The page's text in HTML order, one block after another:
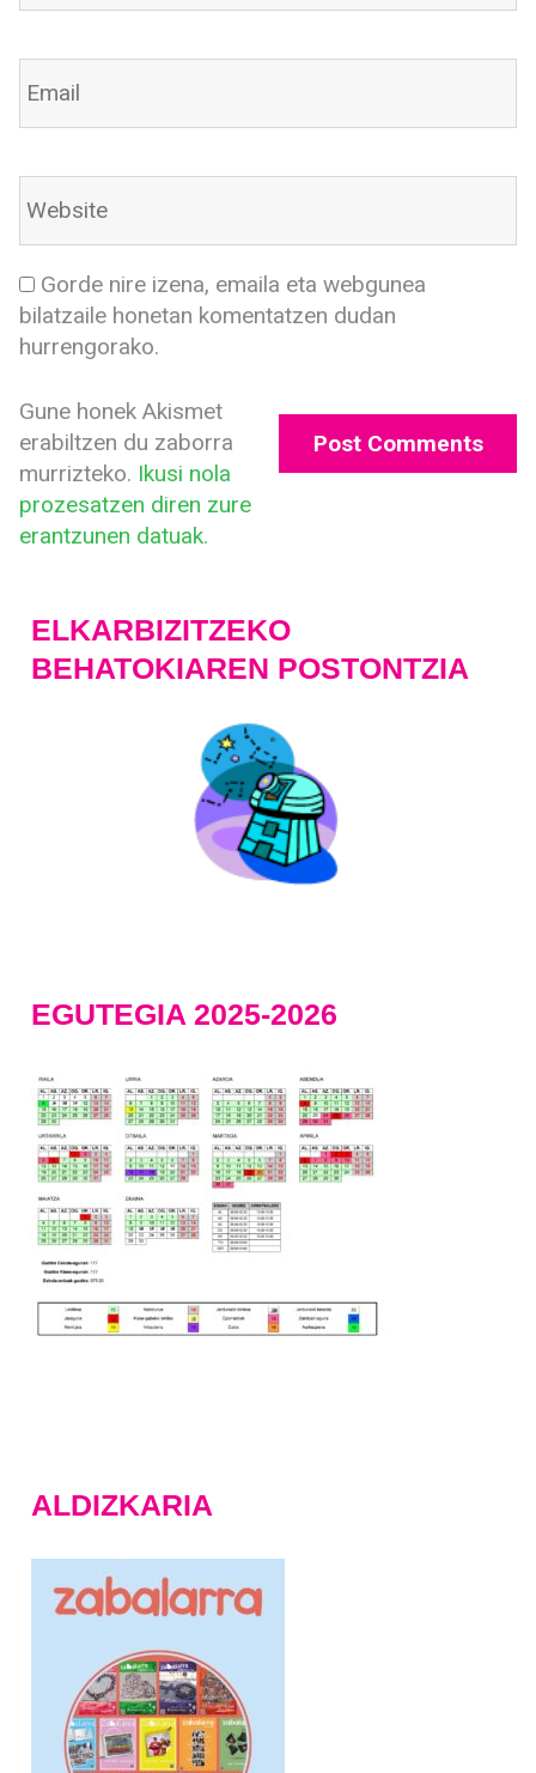
Gorde nire izena, emaila eta webgunea
bilatzaile honetan komentatzen dudan
hurrengorako.
Gune honek Akismet
erabiltzen du zaborra
murrizteko. Ikusi nola
prozesatzen diren zure
erantzunen datuak.
ELKARBIZITZEKO
BEHATOKIAREN POSTONTZIA
EGUTEGIA 2025-2026
ALDIZKARIA